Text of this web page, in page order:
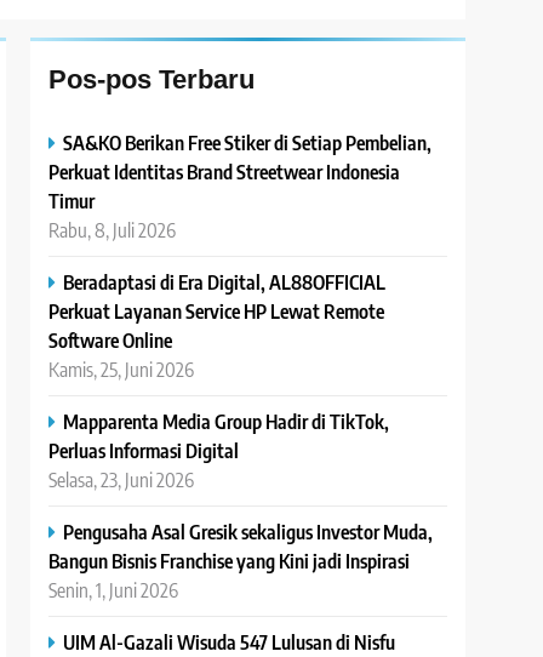
Pos-pos Terbaru
SA&KO Berikan Free Stiker di Setiap Pembelian,
Perkuat Identitas Brand Streetwear Indonesia
Timur
Rabu, 8, Juli 2026
Beradaptasi di Era Digital, AL88OFFICIAL
Perkuat Layanan Service HP Lewat Remote
Software Online
Kamis, 25, Juni 2026
Mapparenta Media Group Hadir di TikTok,
Perluas Informasi Digital
Selasa, 23, Juni 2026
Pengusaha Asal Gresik sekaligus Investor Muda,
Bangun Bisnis Franchise yang Kini jadi Inspirasi
Senin, 1, Juni 2026
UIM Al-Gazali Wisuda 547 Lulusan di Nisfu